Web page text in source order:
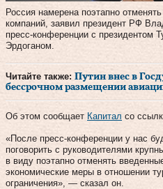
Россия намерена поэтапно
компаний, заявил президент РФ
пресс-конференции с президентом
Эрдоганом.
Читайте также: Путин внес в
бессрочном размещении
Об этом сообщает Капитал со
«После пресс-конференции у нас
поговорить с руководителями
в виду поэтапно отменять
экономические меры в отношении
ограничения», — сказал он.